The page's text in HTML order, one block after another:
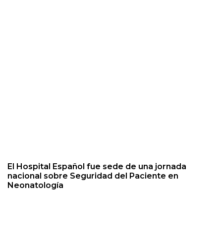
El Hospital Español fue sede de una jornada
nacional sobre Seguridad del Paciente en
Neonatología